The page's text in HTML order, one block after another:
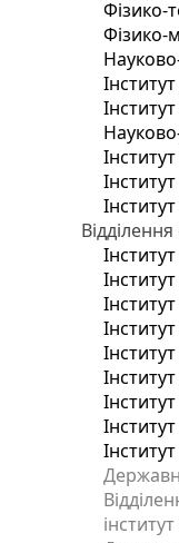
Фізико-
Фізико-